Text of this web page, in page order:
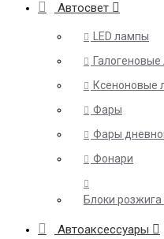
Автосвет
LED лампы
Ксеноновые
Фары
Фары
Фонари
Блоки
Автоаксессуары